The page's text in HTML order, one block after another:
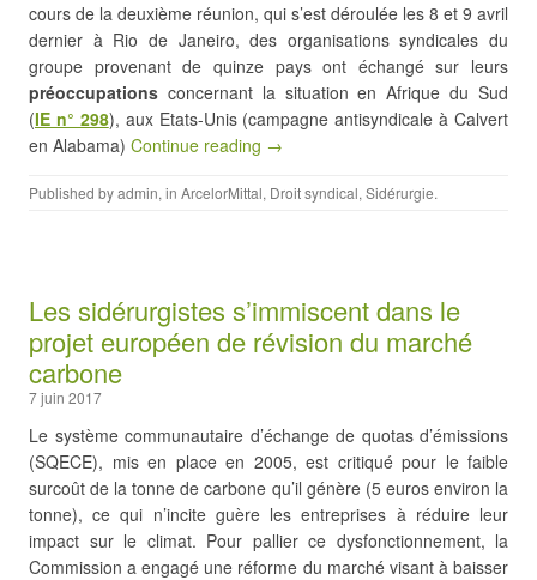
cours de la deuxième réunion, qui s’est déroulée les 8 et 9 avril
dernier à Rio de Janeiro, des organisations syndicales du
groupe provenant de quinze pays ont échangé sur leurs
préoccupations concernant la situation en Afrique du Sud
(IE n° 298), aux Etats-Unis (campagne antisyndicale à Calvert
en Alabama) Continue reading →
Published byadmin, in ArcelorMittal, Droit syndical, Sidérurgie.
Les sidérurgistes s’immiscent dans le
projet européen de révision du marché
carbone
7 juin 2017
Le système communautaire d’échange de quotas d’émissions
(SQECE), mis en place en 2005, est critiqué pour le faible
surcoût de la tonne de carbone qu’il génère (5 euros environ la
tonne), ce qui n’incite guère les entreprises à réduire leur
impact sur le climat. Pour pallier ce dysfonctionnement, la
Commission a engagé une réforme du marché visant à baisser